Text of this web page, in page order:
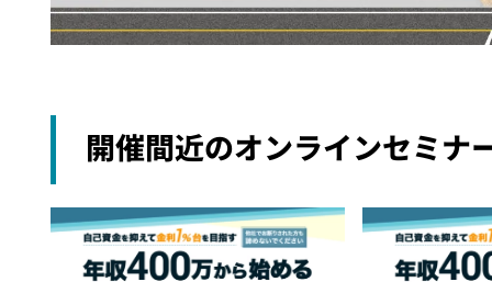
開催間近のオンラインセミナ